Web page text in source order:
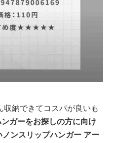
納できてコスパが良いも
ガーをお探しの方に向け
ンスリップハンガー アー